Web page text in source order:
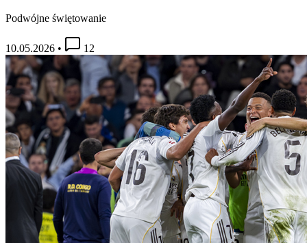
Podwójne świętowanie
10.05.2026 • 12